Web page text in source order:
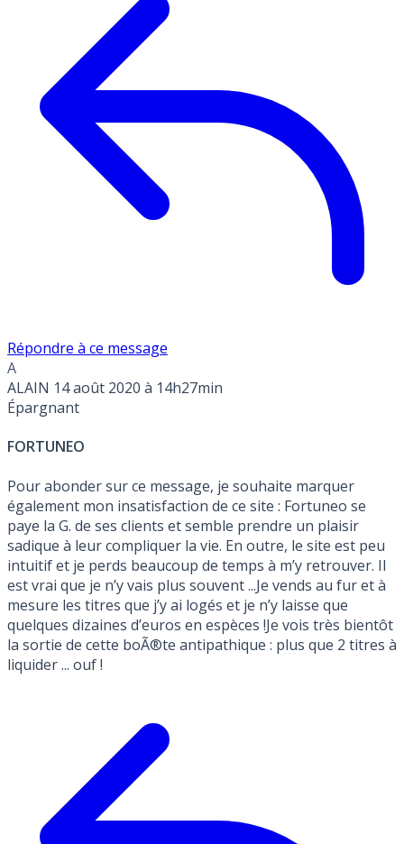
Répondre à ce message
A
ALAIN 14 août 2020 à 14h27min
Épargnant
FORTUNEO
Pour abonder sur ce message, je souhaite marquer
également mon insatisfaction de ce site : Fortuneo se
paye la G. de ses clients et semble prendre un plaisir
sadique à leur compliquer la vie. En outre, le site est peu
intuitif et je perds beaucoup de temps à m’y retrouver. Il
est vrai que je n’y vais plus souvent ...Je vends au fur et à
mesure les titres que j’y ai logés et je n’y laisse que
quelques dizaines d’euros en espèces !Je vois très bientôt
la sortie de cette boÃ®te antipathique : plus que 2 titres à
liquider ... ouf !